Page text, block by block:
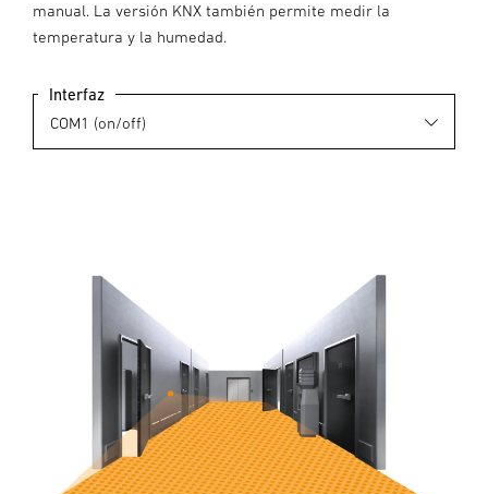
manual. La versión KNX también permite medir la
temperatura y la humedad.
Interfaz